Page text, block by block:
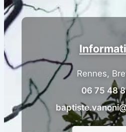
Rennes,
06 75 48